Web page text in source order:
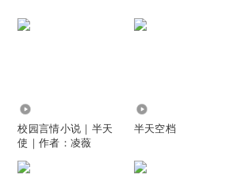
校园言情小说｜半天
使｜作者：凌薇
半天空档